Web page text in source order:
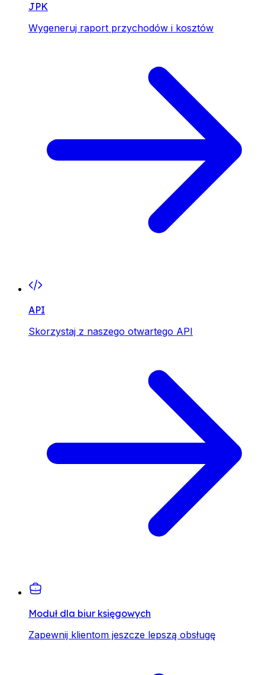
JPK
Wygeneruj raport przychodów i kosztów
API
Skorzystaj z naszego otwartego API
Moduł dla biur księgowych
Zapewnij klientom jeszcze lepszą obsługę